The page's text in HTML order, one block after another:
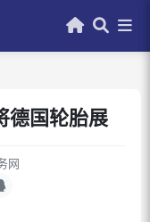
德国轮胎展
网